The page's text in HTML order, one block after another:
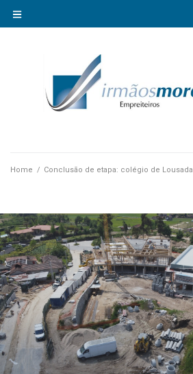
Home / Conclusão de etapa: colégio de Lousada